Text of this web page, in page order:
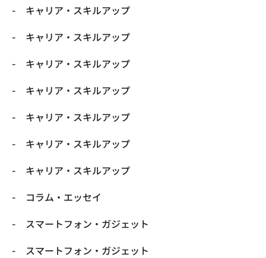
キャリア・スキルアップ
キャリア・スキルアップ
キャリア・スキルアップ
キャリア・スキルアップ
キャリア・スキルアップ
キャリア・スキルアップ
キャリア・スキルアップ
コラム・エッセイ
スマートフォン・ガジェット
スマートフォン・ガジェット